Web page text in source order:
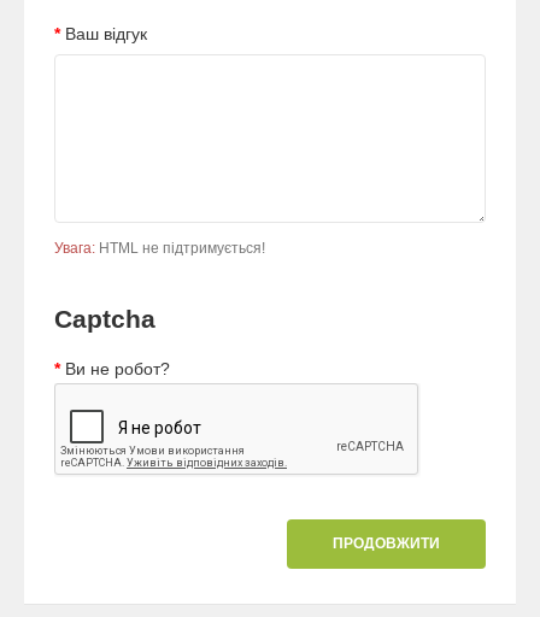
Ваш відгук
Увага: HTML не підтримується!
Captcha
Ви не робот?
ПРОДОВЖИТИ